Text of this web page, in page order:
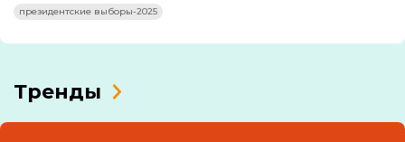
президентские выборы-2025
Тренды